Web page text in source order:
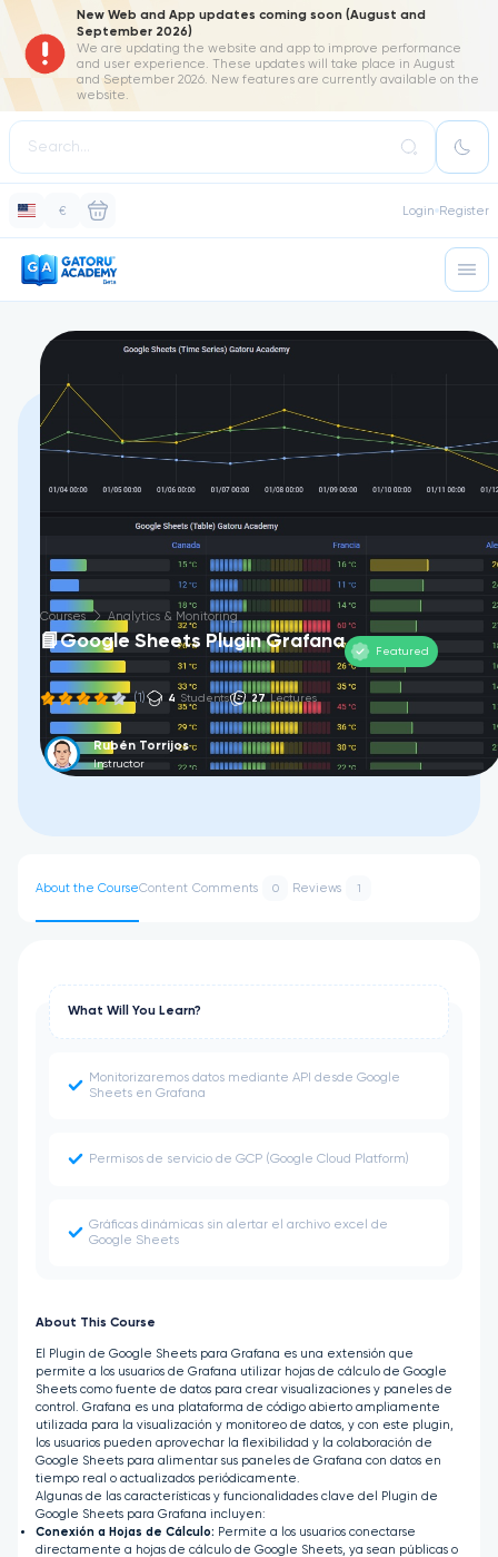
New Web and App updates coming soon (August and
September 2026)
We are updating the website and app to improve performance
and user experience. These updates will take place in August
and September 2026. New features are currently available on the
website.
€ Login Register
Courses Analytics & Monitoring
📘Google Sheets Plugin Grafana Featured
(1) 4 Students 27 Lectures
Rubén Torrijos
Instructor
About the CourseContent Comments 0 Reviews 1
What Will You Learn?
Monitorizaremos datos mediante API desde Google
Sheets en Grafana
Permisos de servicio de GCP (Google Cloud Platform)
Gráficas dinámicas sin alertar el archivo excel de
Google Sheets
About This Course
El Plugin de Google Sheets para Grafana es una extensión que
permite a los usuarios de Grafana utilizar hojas de cálculo de Google
Sheets como fuente de datos para crear visualizaciones y paneles de
control. Grafana es una plataforma de código abierto ampliamente
utilizada para la visualización y monitoreo de datos, y con este plugin,
los usuarios pueden aprovechar la flexibilidad y la colaboración de
Google Sheets para alimentar sus paneles de Grafana con datos en
tiempo real o actualizados periódicamente.
Algunas de las características y funcionalidades clave del Plugin de
Google Sheets para Grafana incluyen:
Conexión a Hojas de Cálculo: Permite a los usuarios conectarse
directamente a hojas de cálculo de Google Sheets, ya sean públicas o